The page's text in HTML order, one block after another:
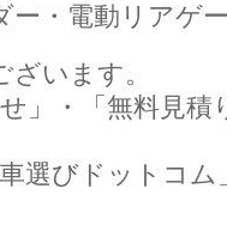
ー・電動リアゲ
います。
」・「無料見積
選びドットコ